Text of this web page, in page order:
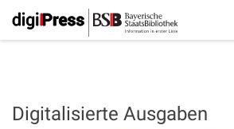
Digitalisierte Ausgaben